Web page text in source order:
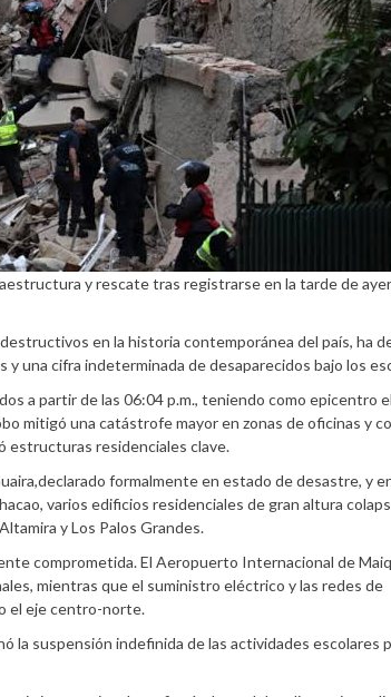
y rescate tras registrarse en la tarde de
en la historia contemporánea del país, ha
una cifra indeterminada de desaparecidos bajo los
a partir de las 06:04 p.m., teniendo como epicentro
mitigó una catástrofe mayor en zonas de oficinas y
estructuras residenciales clave.
formalmente en estado de desastre, y
varios edificios residenciales de gran altura
y Los Palos Grandes.
comprometida. El Aeropuerto Internacional de
mientras que el suministro eléctrico y las redes de
el eje centro-norte.
la suspensión indefinida de las actividades escolares